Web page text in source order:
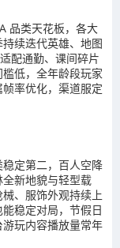
品类天花板，各大
续迭代英雄、地图
配通勤、课间碎片
低，全年龄段玩家
率优化，渠道服定
定第二，百人空降
新地貌与轻型载
、服饰外观持续上
稳定对局，节假日
玩内容播放量常年